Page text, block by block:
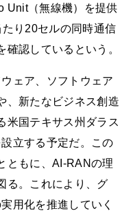
Unit（無線機）を提供
り20セルの同時通信
確認しているという。
ェア、ソフトウェア
、新たなビジネス創造
米国テキサス州ダラス
立する予定だ。この
ともに、AI-RANの理
る。これにより、グ
用化を推進していく